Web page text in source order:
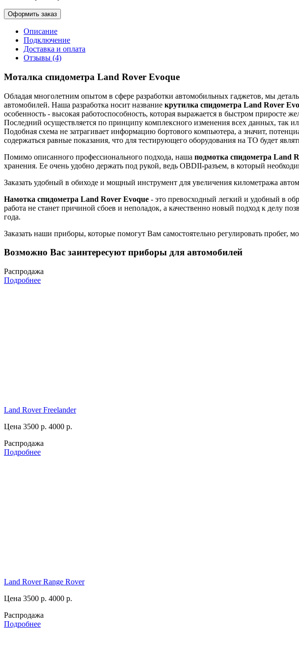
Оформить заказ
Описание
Подключение
Доставка и оплата
Отзывы (4)
Моталка спидометра Land Rover Evoque
Обладая многолетним опытом в сфере разработки автомобильных гаджетов, мы
автомобилей. Наша разработка носит название крутилка спидометра Land Rover
особенность - высокая работоспособность, которая выражается в быстром
Последний осуществляется по принципу комплексного изменения всех данных,
Подобная схема не затрагивает информацию бортового компьютера, а значит,
содержаться равные показания, что для тестирующего оборудования на ТО будет
Помимо описанного профессионального подхода, наша подмотка спидометра Land
хранения. Ее очень удобно держать под рукой, ведь OBDII-разъем, в который
Заказать удобный в обиходе и мощный инструмент для увеличения километража
Намотка спидометра Land Rover Evoque - это превосходный легкий и удобный в
работа не станет причиной сбоев и неполадок, а качественно новый подход к делу
года.
Заказать наши приборы, которые помогут Вам самостоятельно регулировать пробег,
Возможно Вас заинтересуют приборы для автомобилей
Распродажа
Подробнее
Land Rover Freelander
Цена 3500 р. 4000 р.
Распродажа
Подробнее
Land Rover Range Rover
Цена 3500 р. 4000 р.
Распродажа
Подробнее